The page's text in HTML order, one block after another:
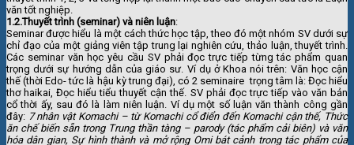
văn tốt nghiệp.
1.2.Thuyết trình (seminar) và niên luận:
Seminar được hiểu là một cách thức học tập, theo đó một nhóm SV dưới sự
chỉ đạo của một giảng viên tập trung lại nghiên cứu, thảo luận, thuyết trình.
Các seminar văn học yêu cầu SV phải đọc trực tiếp từng tác phẩm quan
trọng dưới sự hướng dẫn của giáo sư. Ví dụ ở Khoa nói trên: Văn học cận
thế (thời Edo- tức là hậu kỳ trung đại), có 2 seminaire trọng tâm là: Đọc hiểu
thơ haikai, Đọc hiểu tiểu thuyết cận thế. SV phải đọc trực tiếp vào văn bản
cổ thời ấy, sau đó là làm niên luận. Ví dụ một số luận văn thành công gần
đây: 7 nhân vật Komachi – từ Komachi cổ điển đến Komachi cận thế, Thức
ăn chế biến sẵn trong Trung thần tàng – parody (tác phẩm cải biên) và văn
hóa dân gian, Sự hình thành và mở rộng Omi bát cảnh trong tác phẩm của